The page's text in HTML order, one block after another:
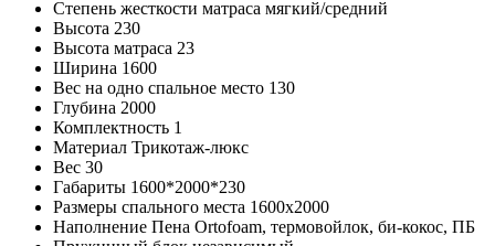
Степень жесткости матраса мягкий/средний
Высота 230
Высота матраса 23
Ширина 1600
Вес на одно спальное место 130
Глубина 2000
Комплектность 1
Материал Трикотаж-люкс
Вес 30
Габариты 1600*2000*230
Размеры спального места 1600х2000
Наполнение Пена Ortofoam, термовойлок, би-кокос, ПБ